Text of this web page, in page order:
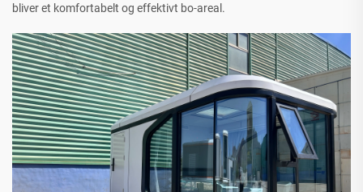
bliver et komfortabelt og effektivt bo-areal.